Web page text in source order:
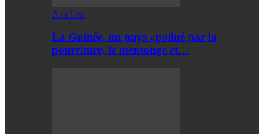
A la Une
La Guinée, un pays «pollué par la
pourriture, le mensonge et…